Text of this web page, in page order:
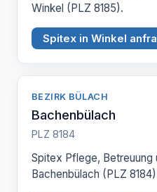
Winkel (PLZ 8185).
Spitex in Winkel
BEZIRK BÜLACH
Bachenbülach
PLZ 8184
Spitex Pflege, Betreuung
Bachenbülach (PLZ